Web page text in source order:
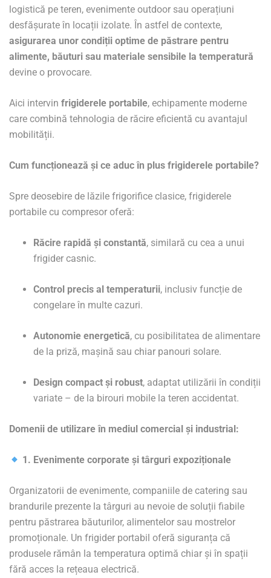
logistică pe teren, evenimente outdoor sau operațiuni
desfășurate în locații izolate. În astfel de contexte,
asigurarea unor condiții optime de păstrare pentru
alimente, băuturi sau materiale sensibile la temperatură
devine o provocare.
Aici intervin frigiderele portabile, echipamente moderne
care combină tehnologia de răcire eficientă cu avantajul
mobilității.
Cum funcționează și ce aduc în plus frigiderele portabile?
Spre deosebire de lăzile frigorifice clasice, frigiderele
portabile cu compresor oferă:
Răcire rapidă și constantă, similară cu cea a unui
frigider casnic.
Control precis al temperaturii, inclusiv funcție de
congelare în multe cazuri.
Autonomie energetică, cu posibilitatea de alimentare
de la priză, mașină sau chiar panouri solare.
Design compact și robust, adaptat utilizării în condiții
variate – de la birouri mobile la teren accidentat.
Domenii de utilizare în mediul comercial și industrial:
1. Evenimente corporate și târguri expoziționale
Organizatorii de evenimente, companiile de catering sau
brandurile prezente la târguri au nevoie de soluții fiabile
pentru păstrarea băuturilor, alimentelor sau mostrelor
promoționale. Un frigider portabil oferă siguranța că
produsele rămân la temperatura optimă chiar și în spații
fără acces la rețeaua electrică.